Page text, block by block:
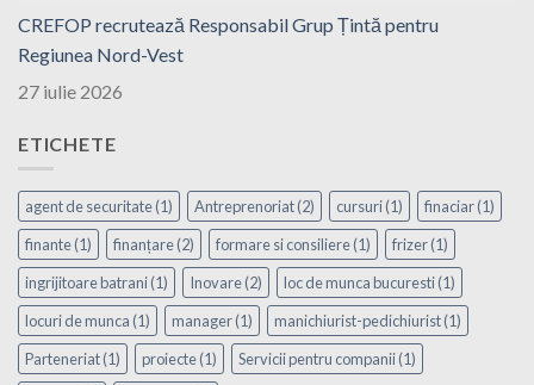
CREFOP recrutează Responsabil Grup Țintă pentru
Regiunea Nord-Vest
27 iulie 2026
ETICHETE
agent de securitate(1) Antreprenoriat(2) cursuri(1) finaciar(1)
finante(1) finanțare(2) formare si consiliere(1) frizer(1)
ingrijitoare batrani(1) Inovare(2) loc de munca bucuresti(1)
locuri de munca (1) manager(1) manichiurist-pedichiurist(1)
Parteneriat(1) proiecte(1) Servicii pentru companii(1)